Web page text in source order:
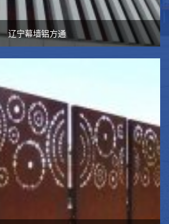
辽宁幕墙铝方通